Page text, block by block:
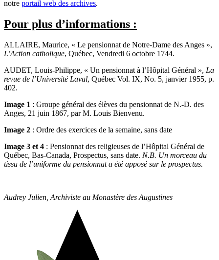
notre portail web des archives.
Pour plus d’informations :
ALLAIRE, Maurice, « Le pensionnat de Notre-Dame des Anges »,
L’Action catholique, Québec, Vendredi 6 octobre 1744.
AUDET, Louis-Philippe, « Un pensionnat à l’Hôpital Général », La
revue de l’Université Laval, Québec Vol. IX, No. 5, janvier 1955, p.
402.
Image 1 : Groupe général des élèves du pensionnat de N.-D. des
Anges, 21 juin 1867, par M. Louis Bienvenu.
Image 2 : Ordre des exercices de la semaine, sans date
Image 3 et 4 : Pensionnat des religieuses de l’Hôpital Général de
Québec, Bas-Canada, Prospectus, sans date. N.B. Un morceau du
tissu de l’uniforme du pensionnat a été apposé sur le prospectus.
Audrey Julien, Archiviste au Monastère des Augustines